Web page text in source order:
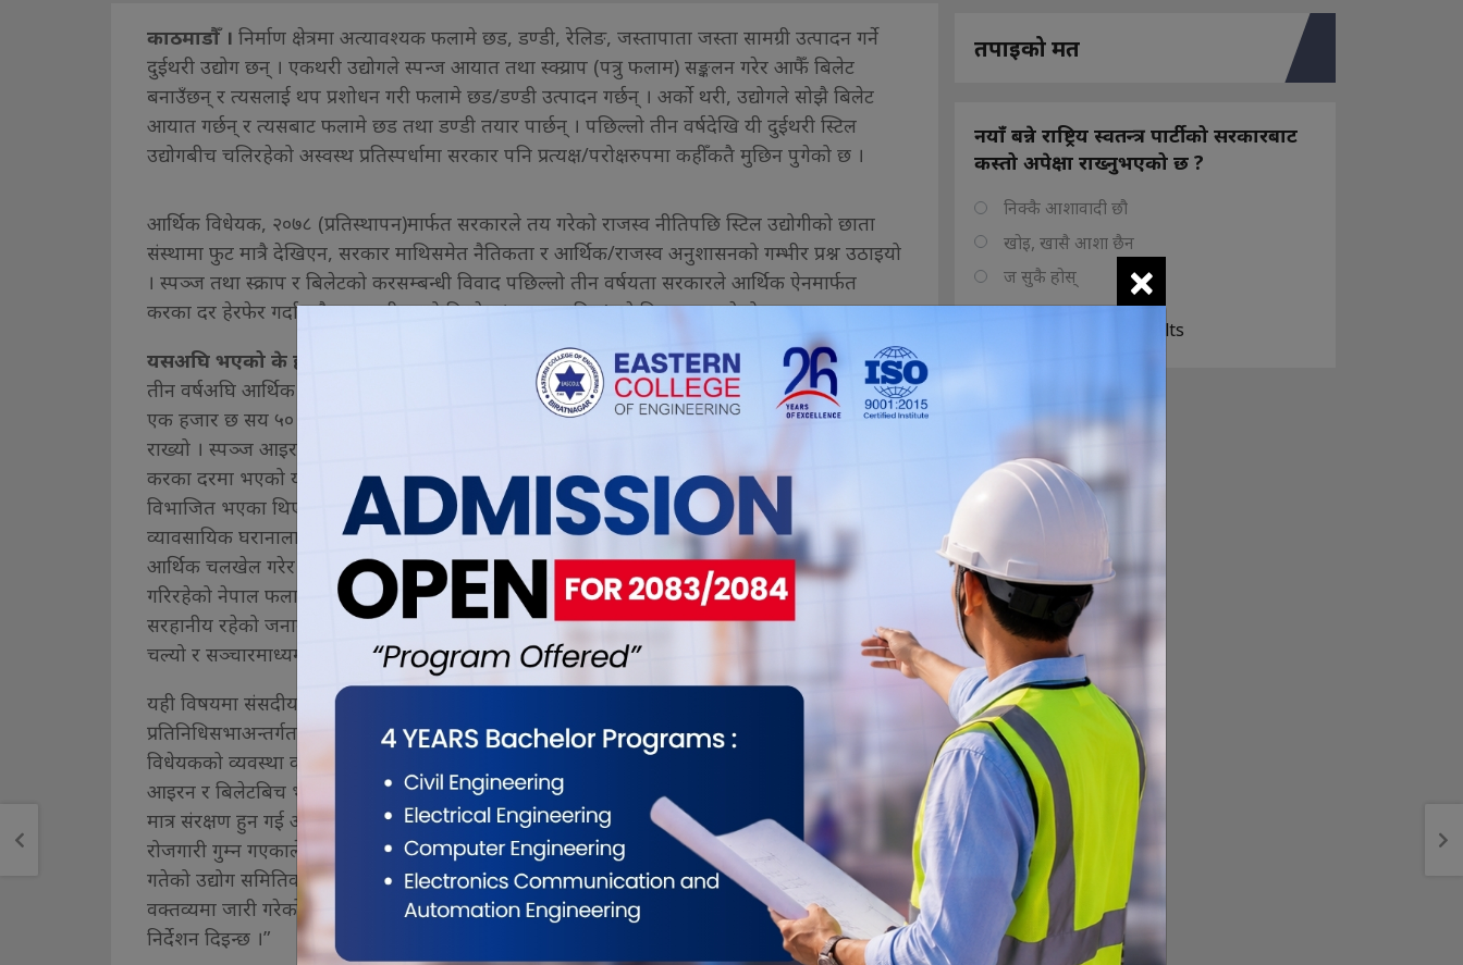
काठमाडौँ । निर्माण क्षेत्रमा अत्यावश्यक फलामे छड, डण्डी, रेलिङ, जस्तापाता जस्ता सामग्री उत्पादन गर्ने
दुईथरी उद्योग छन् । एकथरी उद्योगले स्पन्ज आयात तथा स्क्य्राप (पत्रु फलाम) सङ्कलन गरेर आफैँ बिलेट
बनाउँछन् र त्यसलाई थप प्रशोधन गरी फलामे छड/डण्डी उत्पादन गर्छन् । अर्को थरी, उद्योगले सोझै बिलेट
आयात गर्छन् र त्यसबाट फलामे छड तथा डण्डी तयार पार्छन् । पछिल्लो तीन वर्षदेखि यी दुईथरी स्टिल
उद्योगबीच चलिरहेको अस्वस्थ प्रतिस्पर्धामा सरकार पनि प्रत्यक्ष/परोक्षरुपमा कहीँकतै मुछिन पुगेको छ ।
आर्थिक विधेयक, २०७८ (प्रतिस्थापन)मार्फत सरकारले तय गरेको राजस्व नीतिपछि स्टिल उद्योगीको छाता
संस्थामा फुट मात्रै देखिएन, सरकार माथिसमेत नैतिकता र आर्थिक/राजस्व अनुशासनको गम्भीर प्रश्न उठाइयो
। स्पञ्ज तथा स्क्राप र बिलेटको करसम्बन्धी विवाद पछिल्लो तीन वर्षयता सरकारले आर्थिक ऐनमार्फत
करका दर हेरफेर गर्दा सबैभन्दा बढी चासो दिइने र ‘बजार तरङ्गित’ हुने विषय बन्न पुगेको छ ।
यसअघि भएको के हो ?
तीन वर्षअघि आर्थिक ऐन, २०७८ (प्रतिस्थापन) मार्फत सरकारले बिलेटको अन्तःशुल्क दर प्रतिमेट्रिक टन रु
एक हजार छ सय ५० बाट बढाएर रु दुई हजार पाँच सय पुर्‍यायो भने पाँच प्रतिशत भन्सार दर यथावत्
राख्यो । स्पञ्ज आइरन र स्क्रपको भन्सार तथा अन्तःशुल्कमा भने पूर्ण छुट दिइयो । स्पञ्ज र बिलेटमा लाग्ने
करका दरमा भएको यस्तो हेरफेर पछि फलामे छड तथा स्टिल उत्पादक व्यवसायी सरकारको पक्ष र विपक्षमा
विभाजित भएका थिए । बिलेट आयात गरेर छड बनाइरहेका स्टिल व्यवसायीले निश्चित व्यक्ति तथा
व्यावसायिक घरानालाई मात्र नाफा पुग्ने गरी राजस्वका दर हेरफेर भएको जनाउँदै विरोध जनाए । व्यवसायीले
आर्थिक चलखेल गरेर करका दर हेरफेर भएकोसम्म आरोप लगाए । अर्कोतर्फ, अहिले सरकारको विरोध
गरिरहेको नेपाल फलामे छड उत्पादक सङ्घ आबद्ध उद्योगीले साविकको प्रतिस्थापन विधेयकको व्यवस्था
सरहानीय रहेको जनाउँदै सरकारको पक्षमा बोले । व्यवसायीबीच लामै समय आरोप–प्रत्यारोपको शृङ्खला
चल्यो र सञ्चारमाध्यमले पनि यो विषयलाई जोडतोडले उठाए ।
यही विषयमा संसदीय समितिमा उजुरीसमेत पर्यो । राजस्व दर हेरफेरको यो विषय विवादमा परेपछि
प्रतिनिधिसभाअन्तर्गतको उद्योग तथा वाणिज्य र श्रम तथा उपभोक्ता हित समितिले सरकारलाई प्रतिस्थापन
विधेयकको व्यवस्था कार्यान्वयन नगर्न निर्देशन दियो । “फलामे डण्डीको कच्चा पदार्थको रुपमा रहेको स्पञ्ज
आइरन र बिलेटबिच भन्सार महसुल र अन्तःशुल्कमा गरिएको विभेदकारी व्यवस्थाका कारणले केही उद्योग
मात्र संरक्षण हुन गई अन्य उद्योग धराशायी भई सञ्चालन हुन नसक्ने अवस्थामा पुग्दा ठूलो राजस्व तथा
रोजगारी गुम्न गएकाले भन्सार तथा अन्तःशुल्कको दरमा पुनर्विचार गर्न निर्देशन दिइएको छ”, २०७९ असार ६
गतेको उद्योग समितिको निर्णयमा भनिएको छ, “भन्सार तथा अन्तःशुल्कमा आर्थिक वर्ष २०७९/८० को बजेट
वक्तव्यमा जारी गरेको व्यवस्थालाई परिमार्जन गरी प्रतिस्थापन विधेयकभन्दा पहिलाकै व्यवस्था कायम गर्न
निर्देशन दिइन्छ ।”
तपाइको मत
नयाँ बन्ने राष्ट्रिय स्वतन्त्र पार्टीको सरकारबाट
कस्तो अपेक्षा राख्नुभएको छ ?
निक्कै आशावादी छौ
खोइ, खासै आशा छैन
ज सुकै होस्
View Results
×